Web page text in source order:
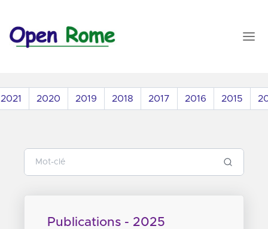
2021 2020 2019 2018 2017 2016 2015
Publications - 2025